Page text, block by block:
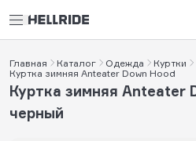
Главная Каталог Одежда
Куртки
Куртка зимняя Anteater Down Hood
Куртка зимняя Anteater
черный